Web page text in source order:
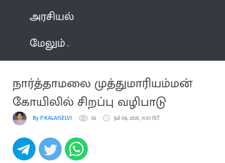
அரசியல்
மேலும்
நார்த்தாமலை முத்துமாரியம்மன்
கோயிலில் சிறப்பு வழிபாடு
By P.KALAISELVI 65 Jul 06, 2025, 11:07 IST